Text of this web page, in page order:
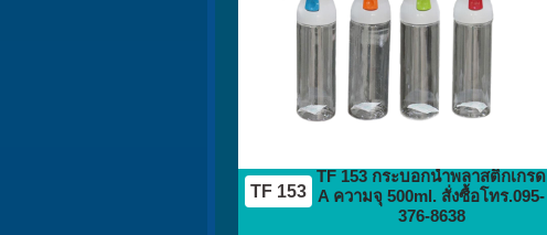
TF 153
TF 153 กระบอกน้ำพลาสติกเกรด
A ความจุ 500ml. สั่งซื้อโทร.095-
376-8638